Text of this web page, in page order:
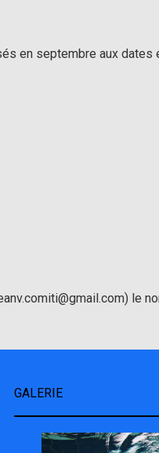
en septembre aux dates
le
GALERIE